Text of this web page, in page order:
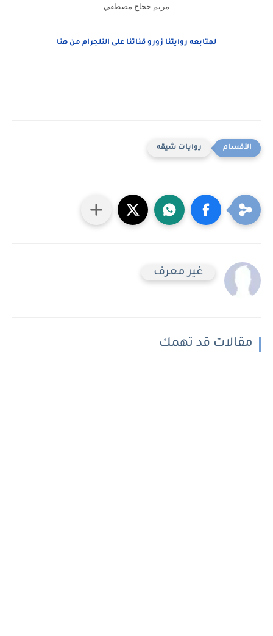
مريم حجاج مصطفي
لمتابعه روايتنا زورو قناتنا على التلجرام من هنا
روايات شيقه
غير معرف
مقالات قد تهمك